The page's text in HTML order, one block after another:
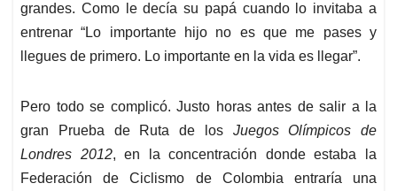
grandes. Como le decía su papá cuando lo invitaba a
entrenar “Lo importante hijo no es que me pases y
llegues de primero. Lo importante en la vida es llegar”.
Pero todo se complicó. Justo horas antes de salir a la
gran Prueba de Ruta de los Juegos Olímpicos de
Londres 2012, en la concentración donde estaba la
Federación de Ciclismo de Colombia entraría una